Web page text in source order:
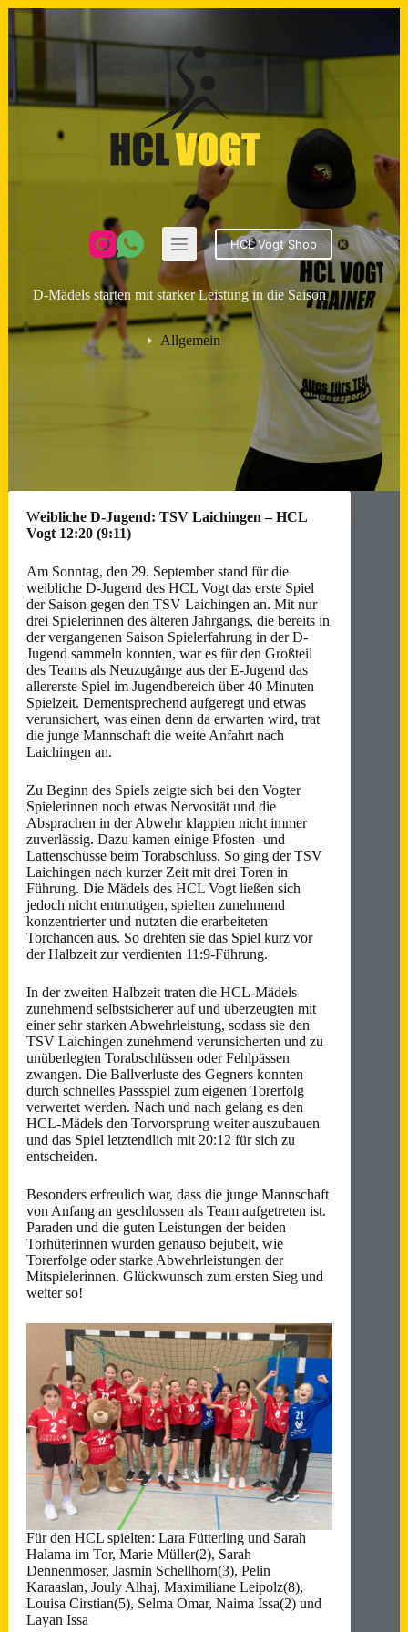
Zum
Inhalt
HCL Vogt Shop
D-Mädels starten mit starker Leistung in die Saison
Allgemein
Weibliche D-Jugend: TSV Laichingen – HCL
Vogt 12:20 (9:11)
Am Sonntag, den 29. September stand für die
weibliche D-Jugend des HCL Vogt das erste Spiel
der Saison gegen den TSV Laichingen an. Mit nur
drei Spielerinnen des älteren Jahrgangs, die bereits in
der vergangenen Saison Spielerfahrung in der D-
Jugend sammeln konnten, war es für den Großteil
des Teams als Neuzugänge aus der E-Jugend das
allererste Spiel im Jugendbereich über 40 Minuten
Spielzeit. Dementsprechend aufgeregt und etwas
verunsichert, was einen denn da erwarten wird, trat
die junge Mannschaft die weite Anfahrt nach
Laichingen an.
Zu Beginn des Spiels zeigte sich bei den Vogter
Spielerinnen noch etwas Nervosität und die
Absprachen in der Abwehr klappten nicht immer
zuverlässig. Dazu kamen einige Pfosten- und
Lattenschüsse beim Torabschluss. So ging der TSV
Laichingen nach kurzer Zeit mit drei Toren in
Führung. Die Mädels des HCL Vogt ließen sich
jedoch nicht entmutigen, spielten zunehmend
konzentrierter und nutzten die erarbeiteten
Torchancen aus. So drehten sie das Spiel kurz vor
der Halbzeit zur verdienten 11:9-Führung.
In der zweiten Halbzeit traten die HCL-Mädels
zunehmend selbstsicherer auf und überzeugten mit
einer sehr starken Abwehrleistung, sodass sie den
TSV Laichingen zunehmend verunsicherten und zu
unüberlegten Torabschlüssen oder Fehlpässen
zwangen. Die Ballverluste des Gegners konnten
durch schnelles Passspiel zum eigenen Torerfolg
verwertet werden. Nach und nach gelang es den
HCL-Mädels den Torvorsprung weiter auszubauen
und das Spiel letztendlich mit 20:12 für sich zu
entscheiden.
Besonders erfreulich war, dass die junge Mannschaft
von Anfang an geschlossen als Team aufgetreten ist.
Paraden und die guten Leistungen der beiden
Torhüterinnen wurden genauso bejubelt, wie
Torerfolge oder starke Abwehrleistungen der
Mitspielerinnen. Glückwunsch zum ersten Sieg und
weiter so!
Für den HCL spielten: Lara Fütterling und Sarah
Halama im Tor, Marie Müller(2), Sarah
Dennenmoser, Jasmin Schellhorn(3), Pelin
Karaaslan, Jouly Alhaj, Maximiliane Leipolz(8),
Louisa Cirstian(5), Selma Omar, Naima Issa(2) und
Layan Issa